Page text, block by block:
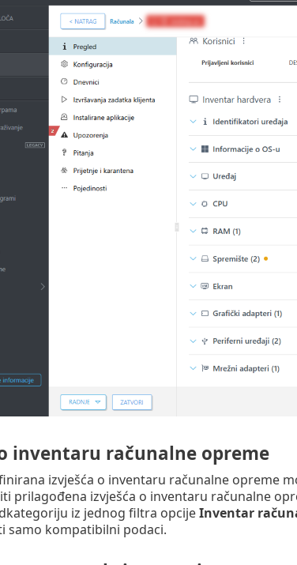
inventaru računalne opreme
izvješća o inventaru računalne opreme
prilagođena izvješća o inventaru računalne
iz jednog filtra opcijeInventar
samo kompatibilni podaci.